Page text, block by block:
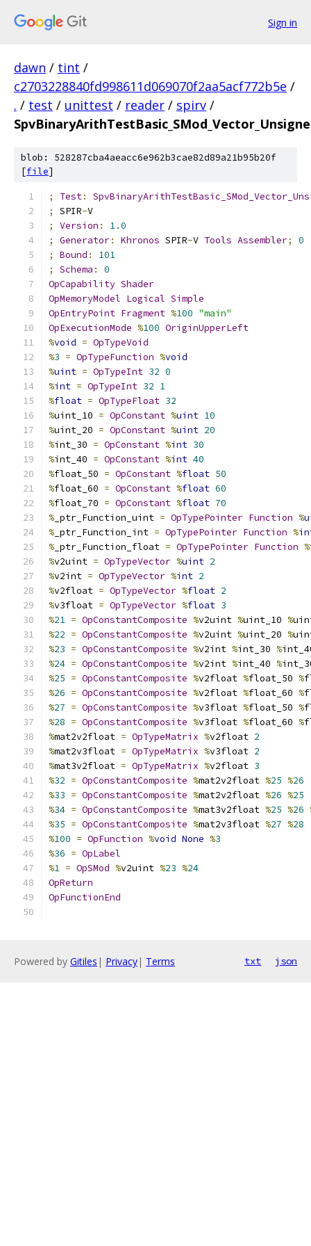
Sign in
dawn / tint /
c2703228840fd998611d069070f2aa5acf772b5e /
. / test / unittest / reader / spirv /
blob: 528287cba4aeacc6e962b3cae82d89a21b95b20f
[file]
; Test:
;
SPIR-V
;
Version :
1.0
;
Generator: Khronos SPIR-V Tools Assembler;
0
;
Bound :
101
;
Schema :
0
OpCapability Shader
OpMemoryModel Logical Simple
OpEntryPoint Fragment %100 "main"
OpExecutionMode %100 OriginUpperLeft
%void = OpTypeVoid
%3 = OpTypeFunction %void
%uint = OpTypeInt 32 0
%int = OpTypeInt 32 1
%float = OpTypeFloat 32
%uint_10 = OpConstant %uint 10
%uint_20 = OpConstant %uint 20
%int_30 = OpConstant %int 30
%int_40 = OpConstant %int 40
%float_50 = OpConstant %float 50
%float_60 = OpConstant %float 60
%float_70 = OpConstant %float 70
% _ptr_Function_uint = OpTypePointer Function %
% _ptr_Function_int = OpTypePointer Function %
% _ptr_Function_float = OpTypePointer Function %
%v2uint = OpTypeVector %uint 2
%v2int = OpTypeVector %int 2
%v2float = OpTypeVector %float 2
%v3float = OpTypeVector %float 3
%21 = OpConstantComposite %v2uint %uint_10 %
%22 = OpConstantComposite %v2uint %uint_20 %
%23 = OpConstantComposite %v2int %int_30 %
%24 = OpConstantComposite %v2int %int_40 %
%25 = OpConstantComposite %v2float %float_50 %
%26 = OpConstantComposite %v2float %float_60 %
%27 = OpConstantComposite %v3float %float_50 %
%28 = OpConstantComposite %v3float %float_60 %
%mat2v2float = OpTypeMatrix %v2float 2
%mat2v3float = OpTypeMatrix %v3float 2
%mat3v2float = OpTypeMatrix %v2float 3
%32 = OpConstantComposite %mat2v2float %25 %26
%33 = OpConstantComposite %mat2v2float %26 %25
%34 = OpConstantComposite %mat3v2float %25 %26
%35 = OpConstantComposite %mat2v3float %27 %28
%100 = OpFunction %void None %3
%36 = OpLabel
%1 = OpSMod %v2uint %23 %24
OpReturn
OpFunctionEnd
Powered by Gitiles | Privacy| Terms txt json